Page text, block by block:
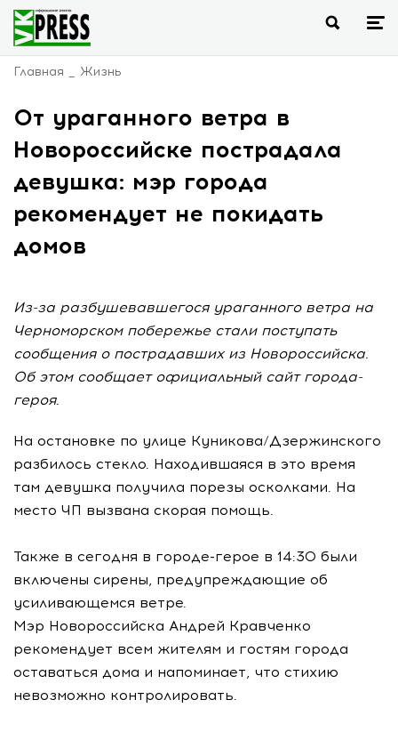
Главная Жизнь
От ураганного ветра в
Новороссийске пострадала
девушка: мэр города
рекомендует не покидать
домов
Из-за разбушевавшегося ураганного ветра на
Черноморском побережье стали поступать
сообщения о пострадавших из Новороссийска.
Об этом сообщает официальный сайт города-
героя.
На остановке по улице Куникова/Дзержинского
разбилось стекло. Находившаяся в это время
там девушка получила порезы осколками. На
место ЧП вызвана скорая помощь.
Также в сегодня в городе-герое в 14:30 были
включены сирены, предупреждающие об
усиливающемся ветре.
Мэр Новороссийска Андрей Кравченко
рекомендует всем жителям и гостям города
оставаться дома и напоминает, что стихию
невозможно контролировать.